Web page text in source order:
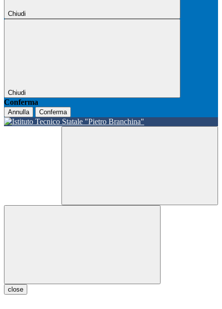
Chiudi
Chiudi
Conferma
Annulla Conferma
close